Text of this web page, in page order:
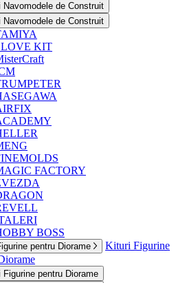
Navomodele de Construit
Navomodele de Construit
KIT
FACTORY
BOSS
pentru Diorame
Kituri Figurine
Figurine pentru Diorame